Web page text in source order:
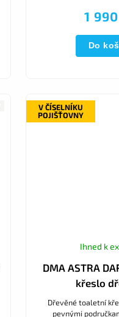
1
Do
V ČÍSELNÍKU
POJIŠŤOVNY
DMA ASTRA
křeslo
Ihned k
Dřevěné toaletní
pevnými